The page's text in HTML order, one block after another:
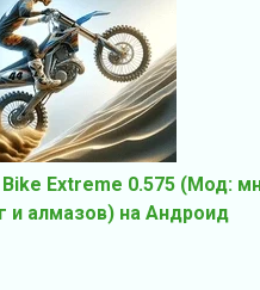
Extreme 0.575 (Мод:
и алмазов) на Андроид